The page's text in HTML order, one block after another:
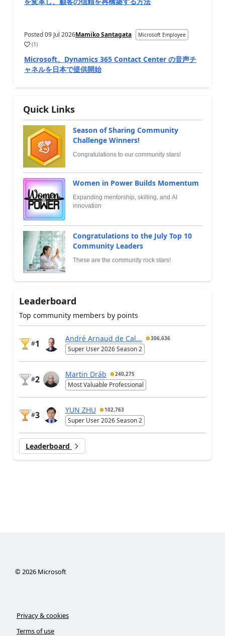
Posted09 Jul 2026Mamiko Santagata Microsoft Employee
(1)
Microsoft、Dynamics 365 Contact Center の音声チ
ャネルを日本で提供開始
Quick Links
Season of Sharing Community
Challenge Winners!
Congratulations to our community stars!
Women in Power Builds Momentum
Expanding mentorship, skilling, and AI
innovation
Congratulations to the July Top 10
Community Leaders
These are the community rock stars!
Leaderboard
Top community members by points
#1
André Arnaud de Cal... 306,636
Super User 2026 Season 2
#2
Martin Dráb 240,275
Most Valuable Professional
#3
YUN ZHU 102,763
Super User 2026 Season 2
Leaderboard
©2026Microsoft
Privacy & cookies
Terms of use